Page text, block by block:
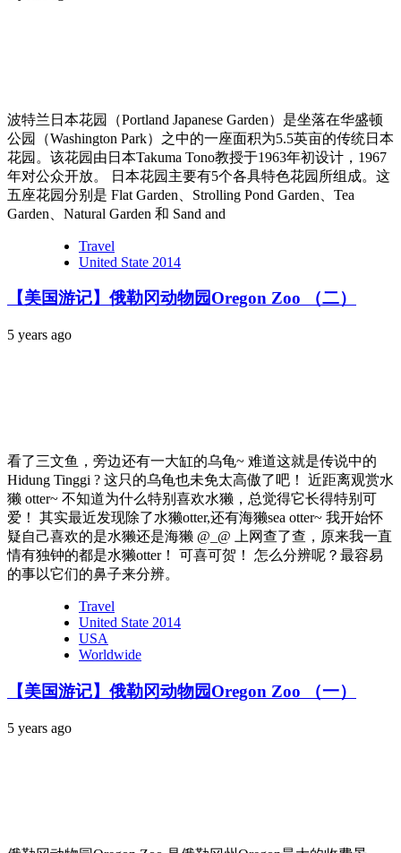
波特兰日本花园（Portland Japanese Garden）是坐落在华盛顿
公园（Washington Park）之中的一座面积为5.5英亩的传统日本
花园。该花园由日本Takuma Tono教授于1963年初设计，1967
年对公众开放。 日本花园主要有5个各具特色花园所组成。这
五座花园分别是 Flat Garden、Strolling Pond Garden、Tea
Garden、Natural Garden 和 Sand and
Travel
United State 2014
【美国游记】俄勒冈动物园Oregon Zoo （二）
5 years ago
看了三文鱼，旁边还有一大缸的乌龟~ 难道这就是传说中的
Hidung Tinggi ? 这只的乌龟也未免太高傲了吧！ 近距离观赏水
獭 otter~ 不知道为什么特别喜欢水獭，总觉得它长得特别可
爱！ 其实最近发现除了水獭otter,还有海獭sea otter~ 我开始怀
疑自己喜欢的是水獭还是海獭 @_@ 上网查了查，原来我一直
情有独钟的都是水獭otter！ 可喜可贺！ 怎么分辨呢？最容易
的事以它们的鼻子来分辨。
Travel
United State 2014
USA
Worldwide
【美国游记】俄勒冈动物园Oregon Zoo （一）
5 years ago